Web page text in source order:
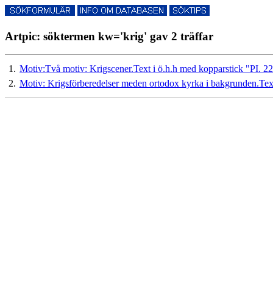
Artpic: söktermen kw='krig' gav 2 träffar
1. Motiv:Två motiv: Krigscener.Text i ö.h.h med kopparstick "PI.
2. Motiv: Krigsförberedelser meden ortodox kyrka i